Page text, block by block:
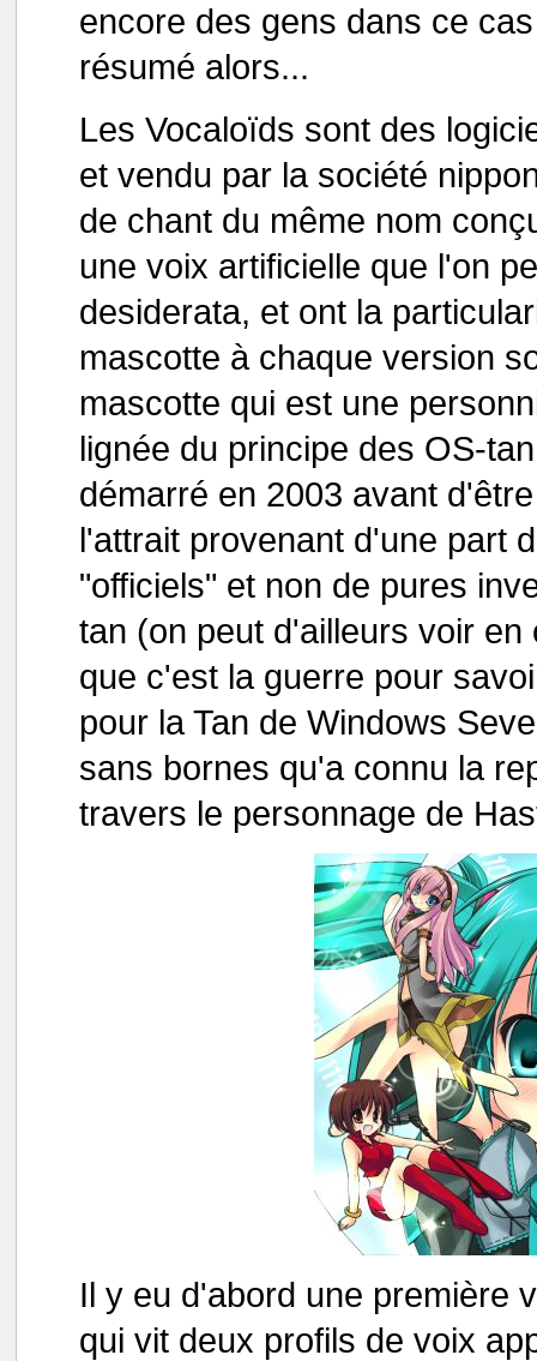
encore des gens dans ce
résumé alors...
Les Vocaloïds sont des
et vendu par la société
de chant du même nom
une voix artificielle que l'on
desiderata, et ont la
mascotte à chaque version
mascotte qui est une
lignée du principe des OS-
démarré en 2003 avant
l'attrait provenant d'une part
"officiels" et non de pures
tan (on peut d'ailleurs voir
que c'est la guerre pour
pour la Tan de Windows
sans bornes qu'a connu la
travers le personnage de
Il y eu d'abord une première
qui vit deux profils de voix